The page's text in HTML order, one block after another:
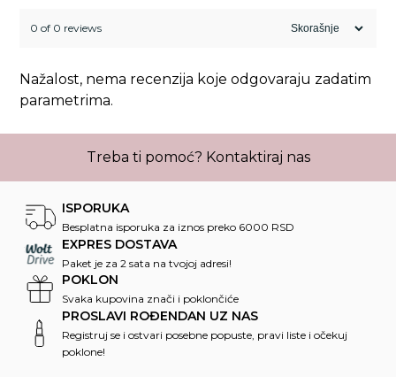
0 of 0 reviews
Nažalost, nema recenzija koje odgovaraju zadatim
parametrima.
Treba ti pomoć? Kontaktiraj nas
ISPORUKA
Besplatna isporuka za iznos preko 6000 RSD
EXPRES DOSTAVA
Paket je za 2 sata na tvojoj adresi!
POKLON
Svaka kupovina znači i poklončiće
PROSLAVI ROĐENDAN UZ NAS
Registruj se i ostvari posebne popuste, pravi liste i očekuj
poklone!